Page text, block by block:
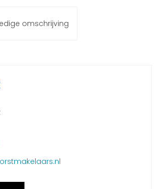
tot een sfeervol familiehuis met
en een gunstige ligging tussen
de winkels en de supermarkt;
de eigenaar al vele jaren profijt van
op zichzelf wonen, wordt het tijd dat
bewoond wordt door een
omschrijving